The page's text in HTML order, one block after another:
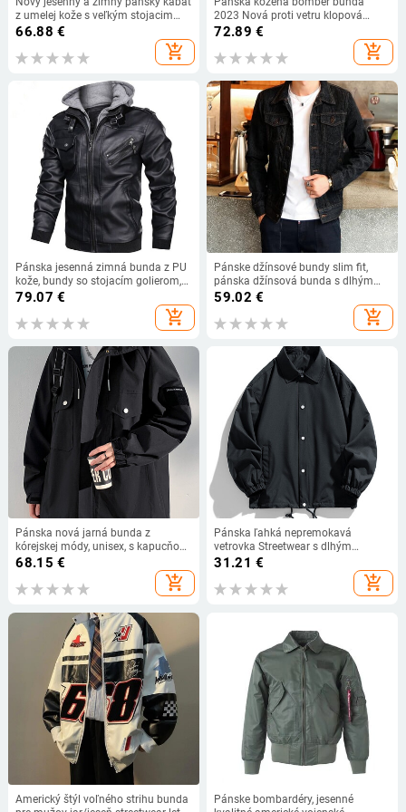
z umelej kože s veľkým stojacim
golierom, módna tenká kožená
66.88 €
add_shopping_cart
2023 Nová proti vetru klopová
pevná ležérna slim fit bunda kabáty
motocyklová PU kožená bunda
móda
72.89 €
add_shopping_cart
Pánska jesenná zimná bunda z PU
kože, bundy so stojacím golierom,
motocyklové motorkárske
oblečenie, ležérne odnímateľné
kabáty s kapucňou
79.07 €
add_shopping_cart
Pánske džínsové bundy slim fit,
pánska džínsová bunda s dlhým
rukávom a dierkou, pánske
59.02 €
add_shopping_cart
Pánska nová jarná bunda z
kórejskej módy, unisex, s kapucňou,
vetrovka s viacerými vreckami,
ležérna bunda, nadrozmerný kabát,
plus veľkosť 8XL
68.15 €
add_shopping_cart
Pánska ľahká nepremokavá
vetrovka Streetwear s dlhým
rukávom a gombíkmi, kórejská
módna bunda pre ženy, oblečenie
Y2k
31.21 €
add_shopping_cart
Americký štýl voľného strihu bunda
Pánske bombardéry, jesenné